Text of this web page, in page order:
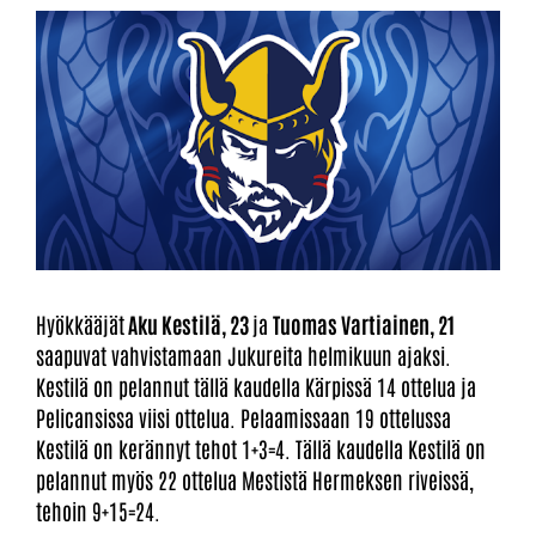
HyökkääjätAku Kestilä, 23ja Tuomas Vartiainen, 21
saapuvat vahvistamaan Jukureita helmikuun ajaksi.
Kestilä on pelannut tällä kaudella Kärpissä 14 ottelua ja
Pelicansissa viisi ottelua. Pelaamissaan 19 ottelussa
Kestilä on kerännyt tehot 1+3=4. Tällä kaudella Kestilä on
pelannut myös 22 ottelua Mestistä Hermeksen riveissä,
tehoin 9+15=24.